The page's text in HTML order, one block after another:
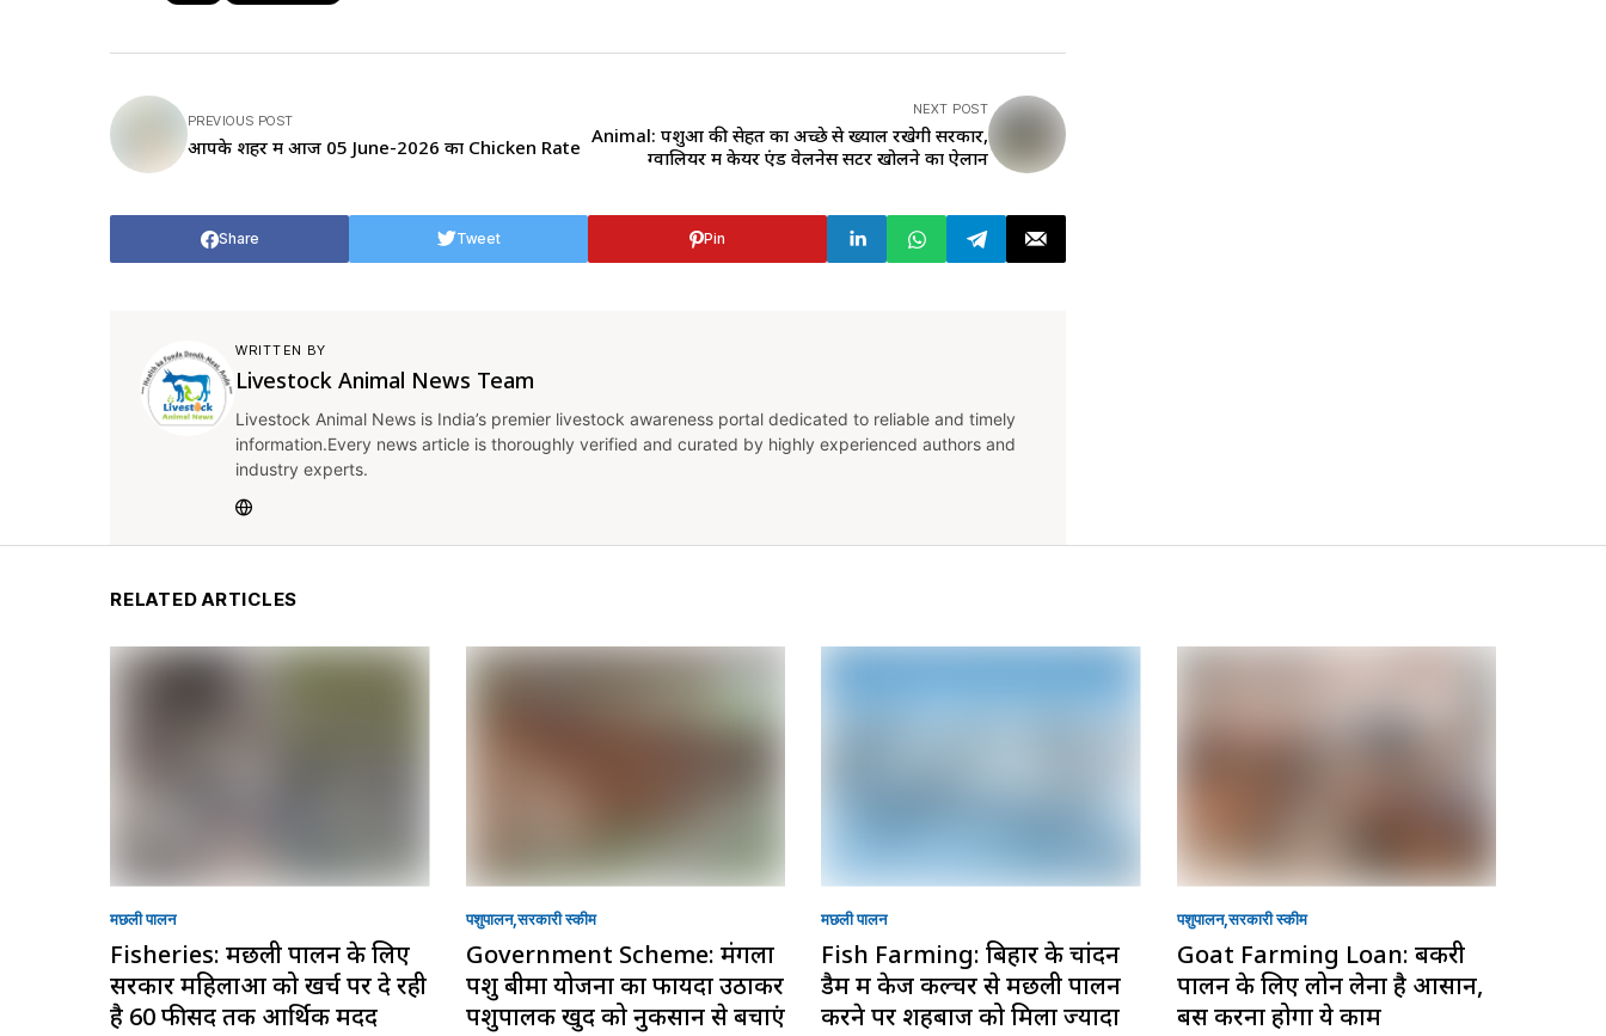
PREVIOUS POST
आपके शहर में आज 05 June-2026 का Chicken Rate
NEXT POST
Animal: पशुओं की सेहत का अच्छे से ख्याल रखेगी सरकार,
ग्वालियर में केयर एंड वेलनेस सेंटर खोलने का ऐलान
Share Tweet Pin
WRITTEN BY
Livestock Animal News Team
Livestock Animal News is India’s premier livestock awareness portal dedicated to reliable and timely
information.Every news article is thoroughly verified and curated by highly experienced authors and
industry experts.
RELATED ARTICLES
मछली पालन
Fisheries: मछली पालन के लिए
सरकार महिलाओं को खर्च पर दे रही
है 60 फीसद तक आर्थिक मदद
पशुपालन सरकारी स्की‍म
Government Scheme: मंगला
पशु बीमा योजना का फायदा उठाकर
पशुपालक खुद को नुकसान से बचाएं
मछली पालन
Fish Farming: बिहार के चांदन
डैम में केज कल्चर से मछली पालन
करने पर शहबाज को मिला ज्यादा
पशुपालन सरकारी स्की‍म
Goat Farming Loan: बकरी
पालन के लिए लोन लेना है आसान,
बस करना होगा ये काम